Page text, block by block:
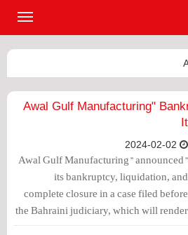
"Awal Gulf Manufacturing"
"Awal Gulf Manufacturing" announced
its bankruptcy, liquidation, and
complete closure in a case filed before
the Bahraini judiciary, which will render
220 Bahraini employees of the company